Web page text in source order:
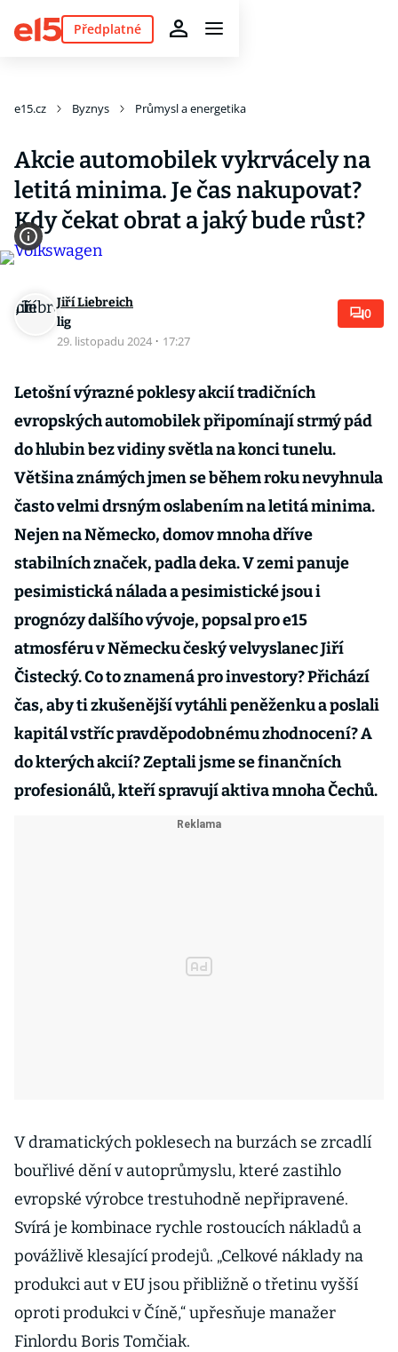
Předplatné
e15.cz Byznys Průmysl a energetika
Akcie automobilek vykrvácely na
letitá minima. Je čas nakupovat?
Kdy čekat obrat a jaký bude růst?
Jiří Liebreich
lig
29. listopadu 2024 · 17:27
0
Letošní výrazné poklesy akcií tradičních
evropských automobilek připomínají strmý pád
do hlubin bez vidiny světla na konci tunelu.
Většina známých jmen se během roku nevyhnula
často velmi drsným oslabením na letitá minima.
Nejen na Německo, domov mnoha dříve
stabilních značek, padla deka. V zemi panuje
pesimistická nálada a pesimistické jsou i
prognózy dalšího vývoje, popsal pro e15
atmosféru v Německu český velvyslanec Jiří
Čistecký. Co to znamená pro investory? Přichází
čas, aby ti zkušenější vytáhli peněženku a poslali
kapitál vstříc pravděpodobnému zhodnocení? A
do kterých akcií? Zeptali jsme se finančních
profesionálů, kteří spravují aktiva mnoha Čechů.
V dramatických poklesech na burzách se zrcadlí
bouřlivé dění v autoprůmyslu, které zastihlo
evropské výrobce trestuhodně nepřipravené.
Svírá je kombinace rychle rostoucích nákladů a
povážlivě klesající prodejů. „Celkové náklady na
produkci aut v EU jsou přibližně o třetinu vyšší
oproti produkci v Číně,“ upřesňuje manažer
Finlordu Boris Tomčiak.